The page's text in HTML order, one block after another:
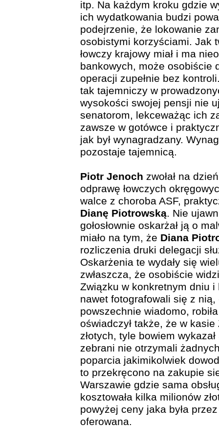
itp. Na każdym kroku gdzie
ich wydatkowania budzi
podejrzenie, że lokowanie
osobistymi korzyściami. Jak
łowczy krajowy miał i ma
bankowych, może osobiście
operacji zupełnie bez
tak tajemniczy w
wysokości swojej pensji nie
senatorom, lekceważąc ich
zawsze w gotówce i
jak był wynagradzany.
pozostaje tajemnicą.
Piotr Jenoch zwołał na
odprawę łowczych
walce z choroba ASF,
Dianę Piotrowską. Nie
gołosłownie oskarżał ją o
miało na tym, że Diana
rozliczenia druki delegacji
Oskarżenia te wydały się
zwłaszcza, że osobiście
Związku w konkretnym dniu
nawet fotografowali się z
powszechnie wiadomo,
oświadczył także, że w
złotych, tyle bowiem
zebrani nie otrzymali
poparcia jakimikolwiek
to przekręcono na zakupie
Warszawie gdzie sama
kosztowała kilka milionów
powyżej ceny jaka była
oferowana.